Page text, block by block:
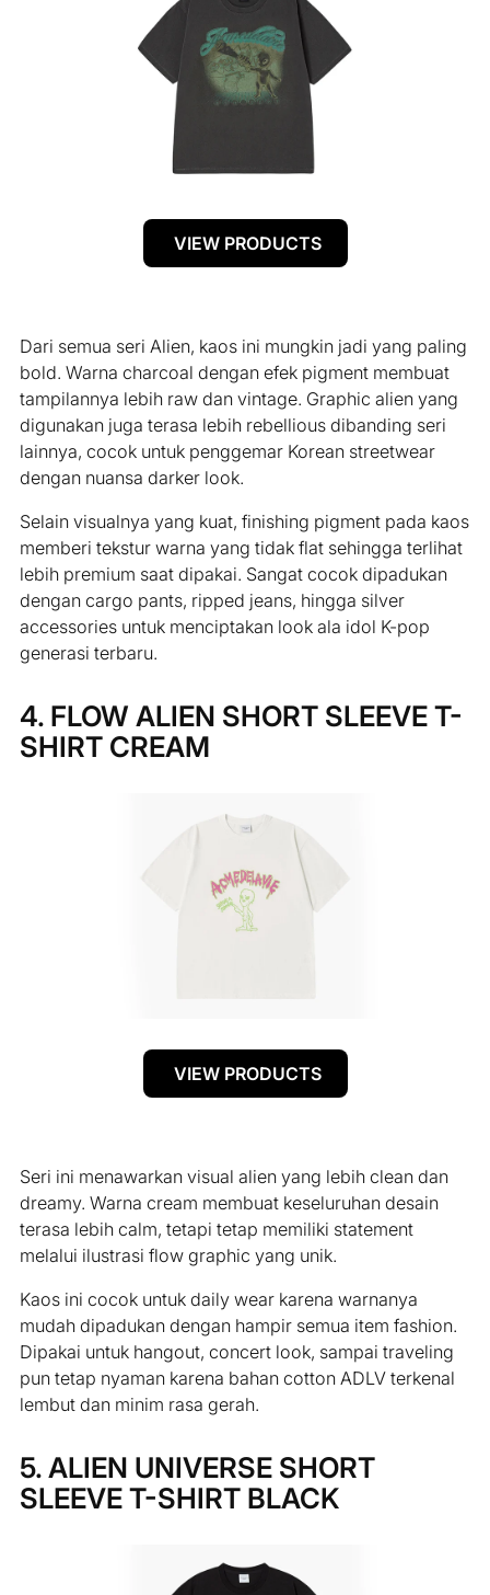
VIEW PRODUCTS
Dari semua seri Alien, kaos ini mungkin jadi yang paling
bold. Warna charcoal dengan efek pigment membuat
tampilannya lebih raw dan vintage. Graphic alien yang
digunakan juga terasa lebih rebellious dibanding seri
lainnya, cocok untuk penggemar Korean streetwear
dengan nuansa darker look.
Selain visualnya yang kuat, finishing pigment pada kaos
memberi tekstur warna yang tidak flat sehingga terlihat
lebih premium saat dipakai. Sangat cocok dipadukan
dengan cargo pants, ripped jeans, hingga silver
accessories untuk menciptakan look ala idol K-pop
generasi terbaru.
4. FLOW ALIEN SHORT SLEEVE T-
SHIRT CREAM
VIEW PRODUCTS
Seri ini menawarkan visual alien yang lebih clean dan
dreamy. Warna cream membuat keseluruhan desain
terasa lebih calm, tetapi tetap memiliki statement
melalui ilustrasi flow graphic yang unik.
Kaos ini cocok untuk daily wear karena warnanya
mudah dipadukan dengan hampir semua item fashion.
Dipakai untuk hangout, concert look, sampai traveling
pun tetap nyaman karena bahan cotton ADLV terkenal
lembut dan minim rasa gerah.
5. ALIEN UNIVERSE SHORT
SLEEVE T-SHIRT BLACK